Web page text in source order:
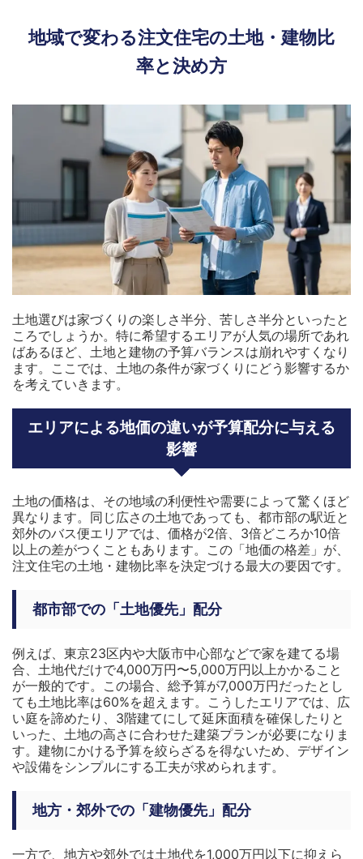
地域で変わる注文住宅の土地・建物比
率と決め方
土地選びは家づくりの楽しさ半分、苦しさ半分といったと
ころでしょうか。特に希望するエリアが人気の場所であれ
ばあるほど、土地と建物の予算バランスは崩れやすくなり
ます。ここでは、土地の条件が家づくりにどう影響するか
を考えていきます。
エリアによる地価の違いが予算配分に与える
影響
土地の価格は、その地域の利便性や需要によって驚くほど
異なります。同じ広さの土地であっても、都市部の駅近と
郊外のバス便エリアでは、価格が2倍、3倍どころか10倍
以上の差がつくこともあります。この「地価の格差」が、
注文住宅の土地・建物比率を決定づける最大の要因です。
都市部での「土地優先」配分
例えば、東京23区内や大阪市中心部などで家を建てる場
合、土地代だけで4,000万円〜5,000万円以上かかること
が一般的です。この場合、総予算が7,000万円だったとし
ても土地比率は60%を超えます。こうしたエリアでは、広
い庭を諦めたり、3階建てにして延床面積を確保したりと
いった、土地の高さに合わせた建築プランが必要になりま
す。建物にかける予算を絞らざるを得ないため、デザイン
や設備をシンプルにする工夫が求められます。
地方・郊外での「建物優先」配分
一方で、地方や郊外では土地代を1,000万円以下に抑えら